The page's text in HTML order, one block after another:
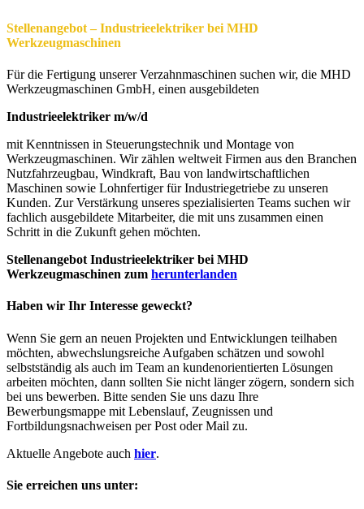
Stellenangebot – Industrieelektriker bei MHD
Werkzeugmaschinen
Für die Fertigung unserer Verzahnmaschinen suchen wir, die MHD
Werkzeugmaschinen GmbH, einen ausgebildeten
Industrieelektriker m/w/d
mit Kenntnissen in Steuerungstechnik und Montage von
Werkzeugmaschinen. Wir zählen weltweit Firmen aus den Branchen
Nutzfahrzeugbau, Windkraft, Bau von landwirtschaftlichen
Maschinen sowie Lohnfertiger für Industriegetriebe zu unseren
Kunden. Zur Verstärkung unseres spezialisierten Teams suchen wir
fachlich ausgebildete Mitarbeiter, die mit uns zusammen einen
Schritt in die Zukunft gehen möchten.
Stellenangebot Industrieelektriker bei MHD
Werkzeugmaschinen zum herunterlanden
Haben wir Ihr Interesse geweckt?
Wenn Sie gern an neuen Projekten und Entwicklungen teilhaben
möchten, abwechslungsreiche Aufgaben schätzen und sowohl
selbstständig als auch im Team an kundenorientierten Lösungen
arbeiten möchten, dann sollten Sie nicht länger zögern, sondern sich
bei uns bewerben. Bitte senden Sie uns dazu Ihre
Bewerbungsmappe mit Lebenslauf, Zeugnissen und
Fortbildungsnachweisen per Post oder Mail zu.
Aktuelle Angebote auch hier.
Sie erreichen uns unter: